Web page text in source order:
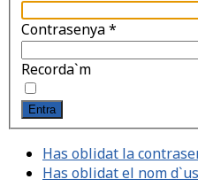
Contrasenya*
Recorda`m
Entra
Has oblidat la
Has oblidat el nom